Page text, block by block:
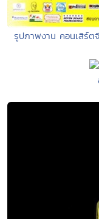
รูปภาพงาน คอนเสิร์